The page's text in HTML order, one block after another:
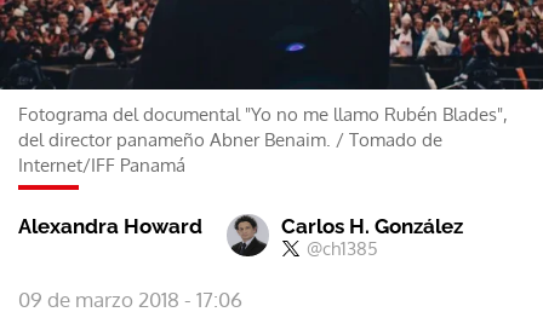
Fotograma del documental "Yo no me llamo Rubén Blades",
del director panameño Abner Benaim. / Tomado de
Internet/IFF Panamá
Alexandra Howard Carlos H. González
@ch1385
09 de marzo 2018 - 17:06